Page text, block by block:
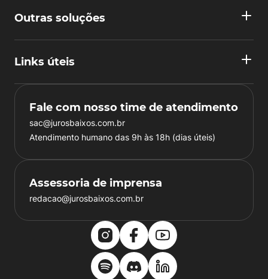
Outras soluções
Links úteis
Fale com nosso time de atendimento
sac@jurosbaixos.com.br
Atendimento humano das 9h às 18h (dias úteis)
Assessoria de imprensa
redacao@jurosbaixos.com.br